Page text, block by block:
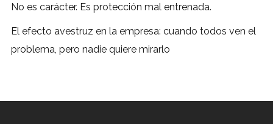
No es carácter. Es protección mal entrenada.
El efecto avestruz en la empresa: cuando todos ven el
problema, pero nadie quiere mirarlo